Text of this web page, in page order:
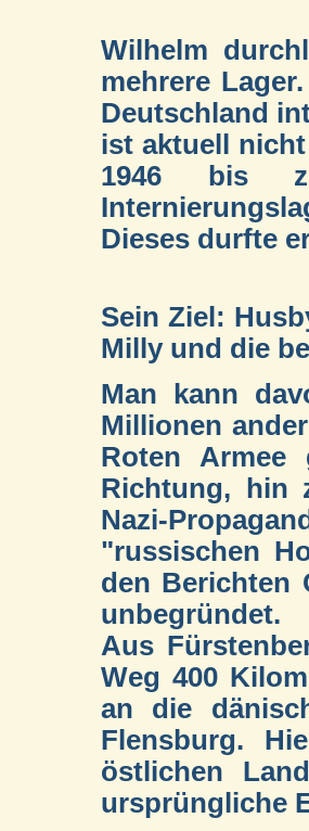
Wilhelm
mehrere
Deutschland
ist aktuell
1946 bis
Dieses durfte
Sein Ziel:
Milly und die
Man kann
Millionen
Roten
Richtung, hin
Nazi-
"russischen
den Berichten
unbegründet.
Aus
Weg 400
an die
Flensburg.
östlichen
ursprüngliche